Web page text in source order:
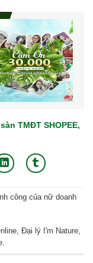
TMĐT SHOPEE,
công của nữ doanh
, Đại lý I'm Nature,
.